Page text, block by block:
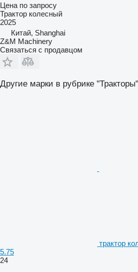
Цена по запросу
Трактор колесный
2025
Китай, Shanghai
Z&M Machinery
Связаться с продавцом
Другие марки в рубрике "Тракторы"
трактор
5.75
24